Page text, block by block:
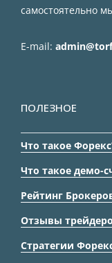
самостоятельно
E-mail:
ПОЛЕЗНОЕ
Что такое
Что такое демо-
Рейтинг
Отзывы
Стратегии